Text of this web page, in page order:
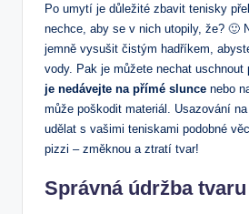
Po umytí je důležité zbavit tenisky
nechce, aby se v nich utopily, že? 🙂
jemně vysušit čistým hadříkem,
vody. Pak je můžete nechat uschnout
je nedávejte na přímé slunce nebo
může poškodit materiál. Usazování
udělat s vašimi teniskami podobné
pizzi – změknou a ztratí tvar!
Správná údržba tvaru